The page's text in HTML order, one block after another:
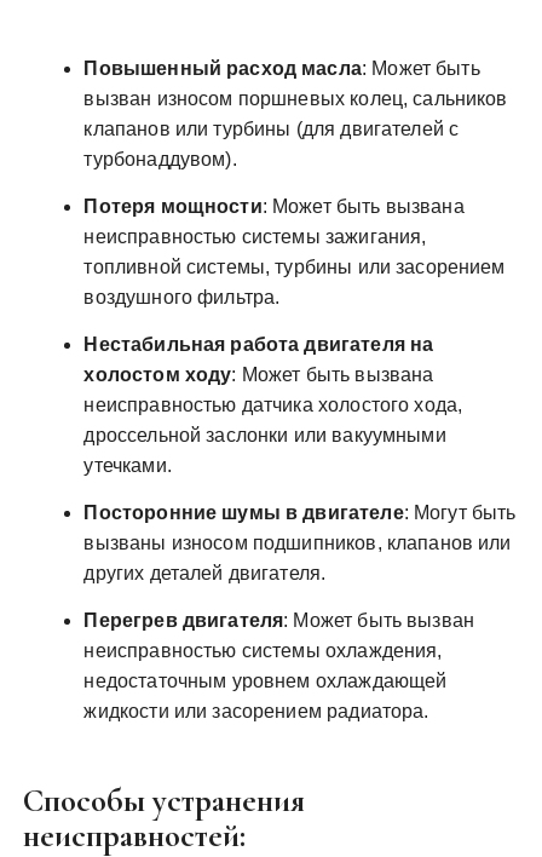
Повышенный расход масла: Может быть
вызван износом поршневых колец, сальников
клапанов или турбины (для двигателей с
турбонаддувом).
Потеря мощности: Может быть вызвана
неисправностью системы зажигания,
топливной системы, турбины или засорением
воздушного фильтра.
Нестабильная работа двигателя на
холостом ходу: Может быть вызвана
неисправностью датчика холостого хода,
дроссельной заслонки или вакуумными
утечками.
Посторонние шумы в двигателе: Могут быть
вызваны износом подшипников, клапанов или
других деталей двигателя.
Перегрев двигателя: Может быть вызван
неисправностью системы охлаждения,
недостаточным уровнем охлаждающей
жидкости или засорением радиатора.
Способы устранения
неисправностей: